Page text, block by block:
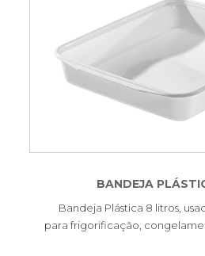
BANDEJA
Bandeja Plástica 8 litros,
para frigorificação,